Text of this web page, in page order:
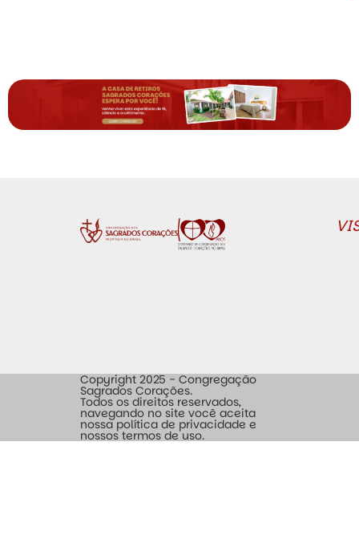
Copyright 2025 - Congregação
Sagrados Corações.
Todos os direitos reservados,
navegando no site você aceita
nossa política de privacidade e
nossos termos de uso.